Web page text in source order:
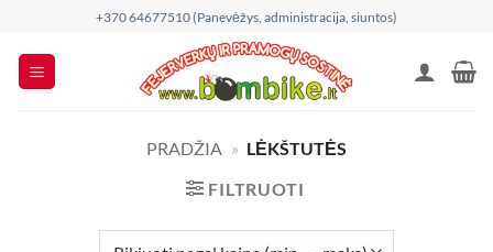
content
+370 64677510 (Panevėžys, administracija, siuntos)
PRADŽIA » LĖKŠTUTĖS
FILTRUOTI